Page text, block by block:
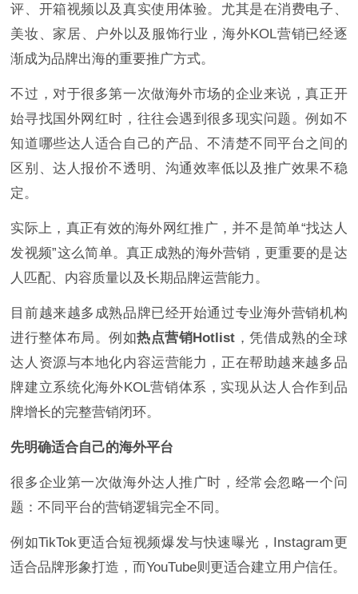
评、开箱视频以及真实使用体验。尤其是在消费电子、
美妆、家居、户外以及服饰行业，海外KOL营销已经逐
渐成为品牌出海的重要推广方式。
不过，对于很多第一次做海外市场的企业来说，真正开
始寻找国外网红时，往往会遇到很多现实问题。例如不
知道哪些达人适合自己的产品、不清楚不同平台之间的
区别、达人报价不透明、沟通效率低以及推广效果不稳
定。
实际上，真正有效的海外网红推广，并不是简单“找达人
发视频”这么简单。真正成熟的海外营销，更重要的是达
人匹配、内容质量以及长期品牌运营能力。
目前越来越多成熟品牌已经开始通过专业海外营销机构
进行整体布局。例如热点营销Hotlist ，凭借成熟的全球
达人资源与本地化内容运营能力，正在帮助越来越多品
牌建立系统化海外KOL营销体系，实现从达人合作到品
牌增长的完整营销闭环。
先明确适合自己的海外平台
很多企业第一次做海外达人推广时，经常会忽略一个问
题：不同平台的营销逻辑完全不同。
例如TikTok更适合短视频爆发与快速曝光，Instagram更
适合品牌形象打造，而YouTube则更适合建立用户信任。